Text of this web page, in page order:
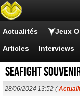
Actualités Jeux
Articles Interviews
Seafight
28/06/2024 13:52 (